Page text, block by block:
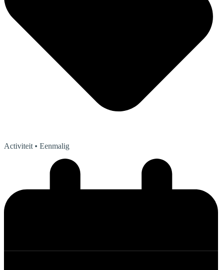
Activiteit • Eenmalig